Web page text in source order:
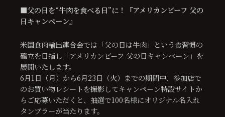
■父の日を“牛肉を食べる日”に！『アメリカンビーフ 父の
日キャンペーン』
米国食肉輸出連合会では「父の日は牛肉」という食習慣の
確立を目指し「アメリカンビーフ 父の日キャンペーン」を
展開いたします。
6月1日（月）から6月23日（火）までの期間中、参加店で
のお買い物レシートを撮影してキャンペーン特設サイトか
らご応募いただくと、抽選で100名様にオリジナル名入れ
タンブラーが当たります。